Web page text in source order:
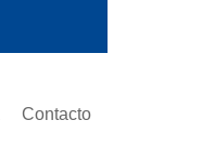
Contacto